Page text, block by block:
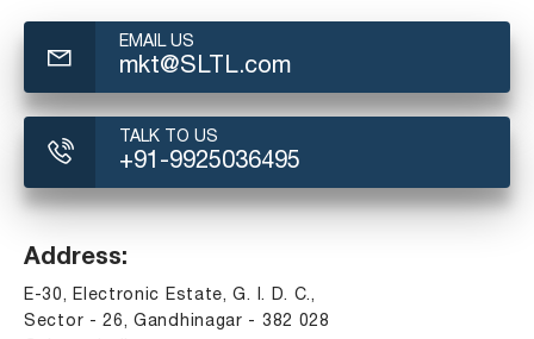
EMAIL US
mkt@SLTL.com
TALK TO US
+91-9925036495
Address:
E-30, Electronic Estate, G. I. D. C.,
Sector - 26, Gandhinagar - 382 028